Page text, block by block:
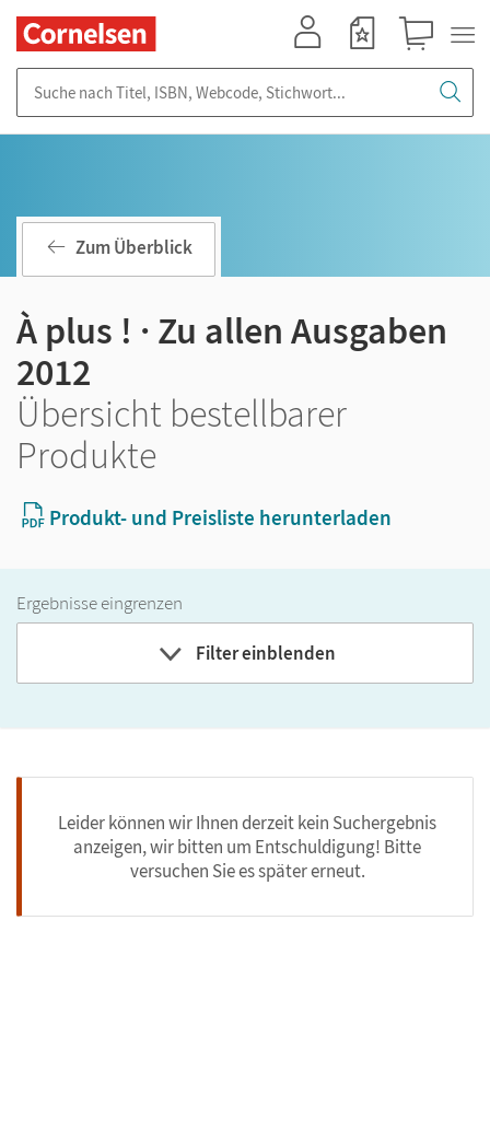
Zum Überblick
À plus ! · Zu allen Ausgaben
2012
Übersicht bestellbarer
Produkte
Produkt- und Preisliste herunterladen
Ergebnisse eingrenzen
Filter einblenden
Leider können wir Ihnen derzeit kein Suchergebnis
anzeigen, wir bitten um Entschuldigung! Bitte
versuchen Sie es später erneut.